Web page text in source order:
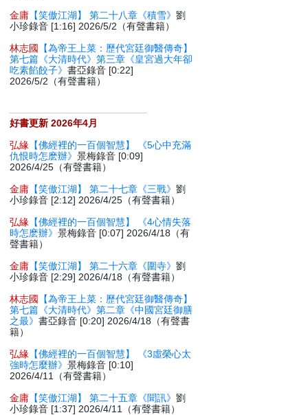
金庸 【笑傲江湖】 第二十八章《積雪》劉
小珍錄音 [1:16] 2026/5/2（有聲書籍）
林志國
【為帝王上菜：歷代宮廷御醫傳奇】
第七篇《大清時代》第三章《皇宮過大年卻
吃素餡餃子》書亞錄音 [0:22]
2026/5/2（有聲書籍）
好書更新 2026年4月
弘緣 【佛經裡的一百個智慧】 《5心中充滿
仇恨時怎麽辦》景梅錄音 [0:09]
2026/4/25（有聲書籍）
金庸 【笑傲江湖】 第二十七章《三戰》劉
小珍錄音 [2:12] 2026/4/25（有聲書籍）
弘緣 【佛經裡的一百個智慧】 《4心情失落
時怎麽辦》景梅錄音 [0:07] 2026/4/18（有
聲書籍）
金庸 【笑傲江湖】 第二十六章《圍寺》劉
小珍錄音 [2:29] 2026/4/18（有聲書籍）
林志國
【為帝王上菜：歷代宮廷御醫傳奇】
第七篇《大清時代》第二章《中國宮廷御膳
之最》書亞錄音 [0:20] 2026/4/18（有聲書
籍）
弘緣 【佛經裡的一百個智慧】 《3虛榮心太
強時怎麼辦》景梅錄音 [0:10]
2026/4/11（有聲書籍）
金庸 【笑傲江湖】 第二十五章《聞訊》劉
小珍錄音 [1:37] 2026/4/11（有聲書籍）